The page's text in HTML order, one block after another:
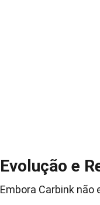
Evolução e
Embora Carbink